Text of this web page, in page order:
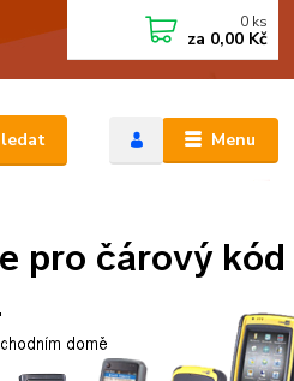
Menu
0 ks
za 0,00 Kč